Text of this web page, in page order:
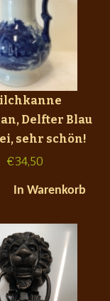
Delfter Blau
sehr schön!
€34,50
In Warenkorb